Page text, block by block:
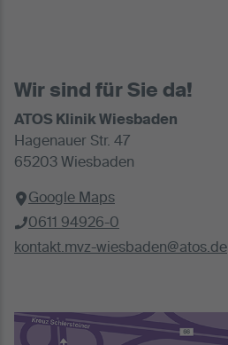
Wir sind für Sie da!
ATOS Klinik Wiesbaden
Hagenauer Str. 47
65203 Wiesbaden
Google Maps
0611 94926-0
kontakt.mvz-wiesbaden@atos.de